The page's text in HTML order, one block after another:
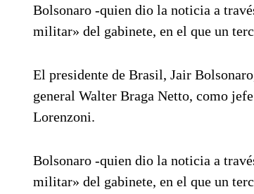
Bolsonaro -quien dio la noticia a
militar» del gabinete, en el que un
El presidente de Brasil, Jair
general Walter Braga Netto, como
Lorenzoni.
Bolsonaro -quien dio la noticia a
militar» del gabinete, en el que un